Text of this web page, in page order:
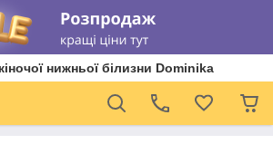
нижньої білизни Dominika